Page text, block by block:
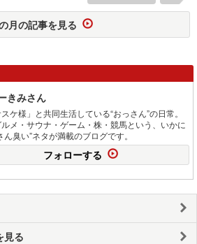
月の記事を見る
きみさん
ケ様」と共同生活している“おっさん”の日常。
メ・サウナ・ゲーム・株・競馬という、いかに
ん臭い”ネタが満載のブログです。
フォローする
見る